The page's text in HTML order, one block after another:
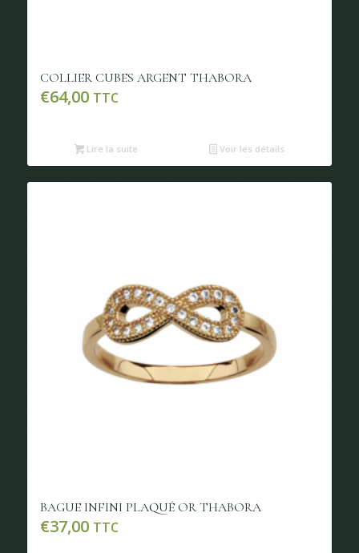
COLLIER CUBES ARGENT THABORA
€64,00 TTC
Lire la suite Voir les détails
BAGUE INFINI PLAQUÉ OR THABORA
€37,00 TTC